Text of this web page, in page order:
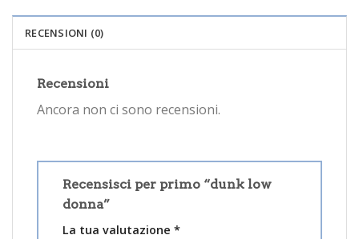
RECENSIONI (0)
Recensioni
Ancora non ci sono recensioni.
Recensisci per primo “dunk low
donna”
La tua valutazione *